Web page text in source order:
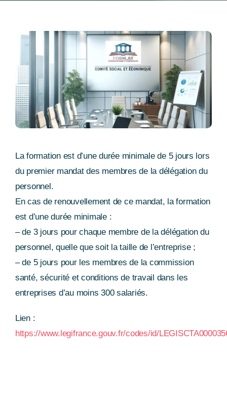
La formation est d’une durée minimale de 5 jours lors
du premier mandat des membres de la délégation du
personnel.
En cas de renouvellement de ce mandat, la formation
est d’une durée minimale :
– de 3 jours pour chaque membre de la délégation du
personnel, quelle que soit la taille de l’entreprise ;
– de 5 jours pour les membres de la commission
santé, sécurité et conditions de travail dans les
entreprises d’au moins 300 salariés.
Lien :
https://www.legifrance.gouv.fr/codes/id/